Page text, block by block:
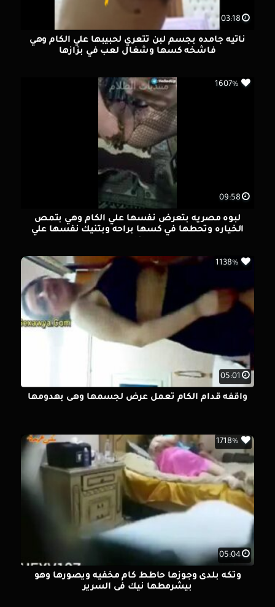
03:18
ناتيه جامده بجسم لبن تتعري لحبيبها علي الكام وهي
فاشخه كسها وشغال لعب في بزازها
09:58
1607%
لبوه مصريه بتعرض نفسها علي الكام وهي بتمص
الخياره وتحطها في كسها براحه وبتنيك نفسها علي
05:01
1138%
واقفه قدام الكام تعمل عرض لجسمها وهى بهدومها
05:04
1718%
وتكه بلدى وجوزها حاطط كام مخفيه ويصورها وهو
بيشرمطها نيك فى السرير